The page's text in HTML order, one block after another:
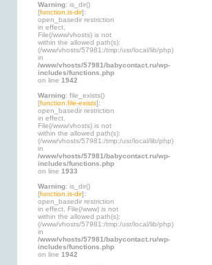
Warning: is_dir()
[function.is-dir]:
open_basedir restriction
in effect.
File(/www/vhosts) is not
within the allowed path(s):
(/www/vhosts/57981:/tmp:/usr/local/lib/php)
in
/www/vhosts/57981/babycontact.ru/wp-
includes/functions.php
on line 1942
Warning: file_exists()
[function.file-exists]:
open_basedir restriction
in effect.
File(/www/vhosts) is not
within the allowed path(s):
(/www/vhosts/57981:/tmp:/usr/local/lib/php)
in
/www/vhosts/57981/babycontact.ru/wp-
includes/functions.php
on line 1933
Warning: is_dir()
[function.is-dir]:
open_basedir restriction
in effect. File(/www) is not
within the allowed path(s):
(/www/vhosts/57981:/tmp:/usr/local/lib/php)
in
/www/vhosts/57981/babycontact.ru/wp-
includes/functions.php
on line 1942